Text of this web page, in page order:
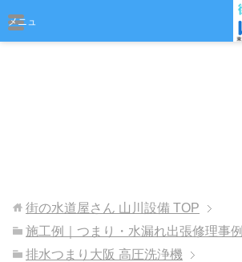
メニュ
街の水道屋さん 山川設備 TOP
施工例｜つまり・水漏れ出張修理事例
排水つまり大阪 高圧洗浄機